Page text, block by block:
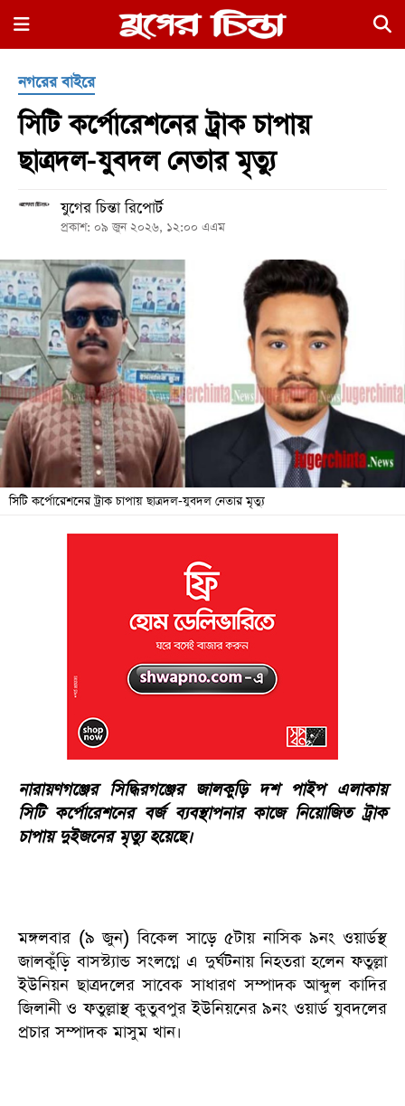
×
রাজনীতি
নগর
জুড়ে
নগরের
বাইরে
আদালতপাড়া
জনদুর্ভোগ
বিশেষ
সংবাদ
নগরের বাইরে
সিটি কর্পোরেশনের ট্রাক চাপায়
ছাত্রদল-যুবদল নেতার মৃত্যু
যুগের চিন্তা রিপোর্ট
প্রকাশ: ০৯ জুন ২০২৬, ১২:০০ এএম
সিটি কর্পোরেশনের ট্রাক চাপায় ছাত্রদল-যুবদল নেতার মৃত্যু
নারায়ণগঞ্জের সিদ্ধিরগঞ্জের জালকুড়ি দশ পাইপ এলাকায়
সিটি কর্পোরেশনের বর্জ ব্যবস্থাপনার কাজে নিয়োজিত ট্রাক
চাপায় দুইজনের মৃত্যু হয়েছে।
মঙ্গলবার (৯ জুন) বিকেল সাড়ে ৫টায় নাসিক ৯নং ওয়ার্ডস্থ
জালকুঁড়ি বাসস্ট্যান্ড সংলগ্নে এ ‍দুর্ঘটনায় নিহতরা হলেন ফতুল্লা
ইউনিয়ন ছাত্রদলের সাবেক সাধারণ সম্পাদক আব্দুল কাদির
জিলানী ও ফতুল্লাস্থ কুতুবপুর ইউনিয়নের ৯নং ওয়ার্ড যুবদলের
প্রচার সম্পাদক মাসুম খান।